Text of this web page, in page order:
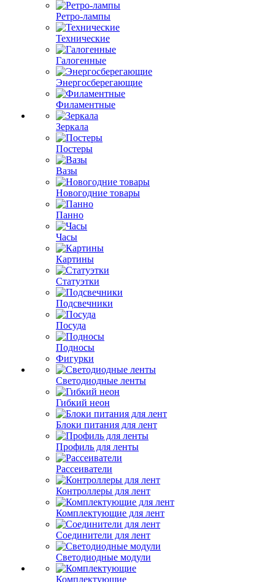
Ретро-лампы
Технические
Галогенные
Энергосберегающие
Филаментные
Зеркала
Постеры
Вазы
Новогодние товары
Панно
Часы
Картины
Статуэтки
Подсвечники
Посуда
Подносы
Фигурки
Светодиодные ленты
Гибкий неон
Блоки питания для лент
Профиль для ленты
Рассеиватели
Контроллеры для лент
Комплектующие для лент
Соединители для лент
Светодиодные модули
Комплектующие